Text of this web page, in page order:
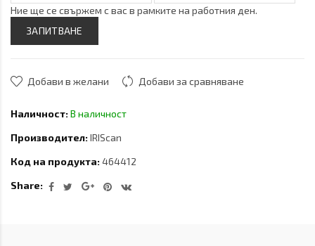
Ние ще се свържем с вас в рамките на работния ден.
ЗАПИТВАНЕ
Добави в желани Добави за сравняване
Наличност: В наличност
Производител: IRIScan
Код на продукта: 464412
Share: